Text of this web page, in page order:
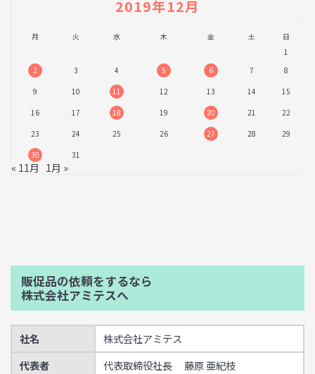
2019年12月
月 火 水 木 金 土
日
1
2
3 4 5 6 7
8
9
10 11 12 13 14
15
16
17 18 19 20 21
22
23
24 25 26 27 28
29
30
31
« 11月 1月 »
販促品の依頼をするなら
株式会社アミテスへ
社名
株式会社アミテス
代表者
代表取締役社長 藤原 亜紀枝